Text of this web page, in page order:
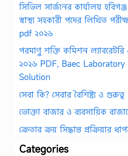
সিভিল সার্জনের কার্যালয়
স্বাস্থ্য সহকারী পদের লিখিত
pdf ২০২৬
পরমাণু শক্তি কমিশন ল্যাবরেটরি
২০২৬ PDF, Baec
Solution
সেবা কি? সেবার বৈশিষ্ট্য ও গুরুত্ব
ভোক্তা বাজার ও ব্যবসায়িক
ক্রেতার ক্রয় সিদ্ধান্ত
Categories